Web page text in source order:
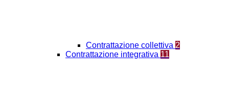
Contrattazione collettiva 2
Contrattazione integrativa 11